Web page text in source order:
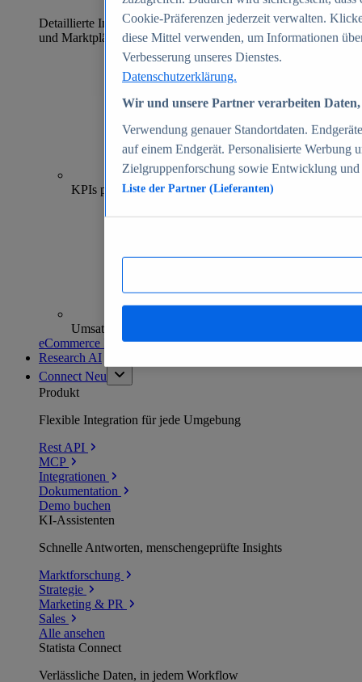
Detaillierte Informationen zu mehr als 39.000 Online-Shops
und Marktplätzen
70+
KPIs pro Shop
Umsatzanalysen und -prognosen
eCommerce Insights entdecken
Research AI
Connect Neu
Produkt
Flexible Integration für jede Umgebung
Rest API
MCP
Integrationen
Dokumentation
Demo buchen
KI-Assistenten
Schnelle Antworten, menschengeprüfte Insights
Marktforschung
Strategie
Marketing & PR
Sales
Alle ansehen
Statista Connect
Verlässliche Daten, in jedem Workflow
Cookie-Präferenzen jederzeit verwalten.
diese Mittel verwenden, um Informationen
Verbesserung unseres Dienstes.
Datenschutzerklärung.
Wir und unsere Partner verarbeiten
Verwendung genauer Standortdaten.
auf einem Endgerät. Personalisierte Werbung
Zielgruppenforschung sowie Entwicklung
Liste der Partner (Lieferanten)